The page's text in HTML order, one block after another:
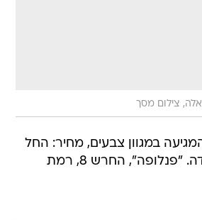
צילום מסך
במגוון צבעים, מחיר: החל
מ- 12 שקלים ליחידה. "פנלופה", החרש 8, רמת